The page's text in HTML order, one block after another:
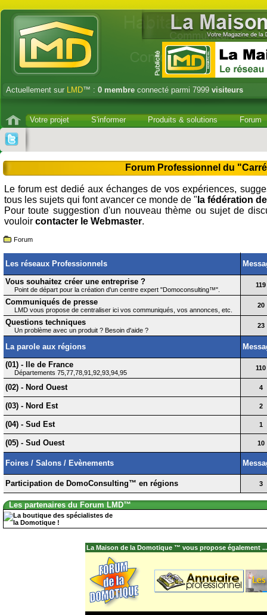
Actuellement sur LMD™ : 0 membre connecté parmi 7999 visiteurs
Votre projet S'informer Produits & solutions Forum
Forum Professionnel du
Le forum est dedié aux échanges de vos expériences,
tous les sujets qui font avancer ce monde de " la fédération
Pour toute suggestion d'un nouveau thème ou sujet de
vouloir contacter le Webmaster.
Forum
Les réseaux Professionnels
Vous souhaitez créer une entreprise ?
Point de départ pour la création d'un centre expert "Domoconsulting™".
119
Communiqués de presse
LMD vous propose de centraliser ici vos communiqués, vos annonces, etc.
20
Questions techniques
Un problème avec un produit ? Besoin d'aide ?
23
La parole aux régions
(01) - Ile de France
Départements 75,77,78,91,92,93,94,95
110
(02) - Nord Ouest 4
(03) - Nord Est 2
(04) - Sud Est 1
(05) - Sud Ouest 10
Foires / Salons / Evènements
Participation de DomoConsulting™ en régions 3
Les partenaires du Forum LMD™
La Maison de la Domotique ™ vous propose également ...